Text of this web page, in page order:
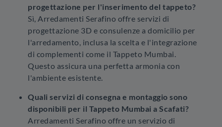
progettazione per l'inserimento del tappeto?
Sì, Arredamenti Serafino offre servizi di
progettazione 3D e consulenze a domicilio per
l'arredamento, inclusa la scelta e l'integrazione
di complementi come il Tappeto Mumbai.
Questo assicura una perfetta armonia con
l'ambiente esistente.
Quali servizi di consegna e montaggio sono
disponibili per il Tappeto Mumbai a Scafati?
Arredamenti Serafino offre un servizio di